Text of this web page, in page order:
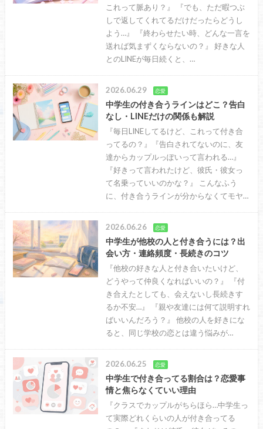
これって脈あり？』 『でも、ただ暇つぶ
しで返してくれてるだけだったらどうし
よう…』 『終わらせたい時、どんな一言を
送れば気まずくならないの？』 好きな人
とのLINEが毎日続くと、…
2026.06.29 恋愛
中学生の付き合うラインはどこ？告白
なし・LINEだけの関係も解説
『毎日LINEしてるけど、これって付き合
ってるの？』『告白されてないのに、友
達からカップルっぽいって言われる…』
『好きって言われたけど、彼氏・彼女っ
て名乗っていいのかな？』 こんなふう
に、付き合うラインが分からなくてモヤ…
2026.06.26 恋愛
中学生が他校の人と付き合うには？出
会い方・連絡頻度・長続きのコツ
『他校の好きな人と付き合いたいけど、
どうやって仲良くなればいいの？』 『付
き合えたとしても、会えないし長続きす
るか不安…』 『親や友達には何て説明すれ
ばいいんだろう？』 他校の人を好きにな
ると、同じ学校の恋とは違う悩みが…
2026.06.25 恋愛
中学生で付き合ってる割合は？恋愛事
情と焦らなくていい理由
『クラスでカップルがちらほら…中学生っ
て実際どれくらいの人が付き合ってる